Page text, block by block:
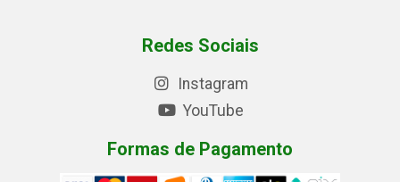
Redes Sociais
Instagram
YouTube
Formas de Pagamento